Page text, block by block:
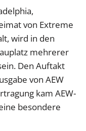
von Extreme
wird in den
mehrerer
Den Auftakt
von AEW
kam AEW-
besondere